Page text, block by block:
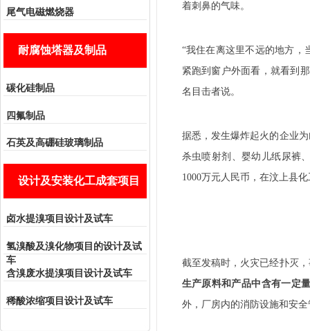
尾气电磁燃烧器
耐腐蚀塔器及制品
碳化硅制品
四氟制品
石英及高硼硅玻璃制品
设计及安装化工成套项目
卤水提溴项目设计及试车
氢溴酸及溴化物项目的设计及试
车
含溴废水提溴项目设计及试车
稀酸浓缩项目设计及试车
着刺鼻的气味。
“我住在离这里不远的地方，
紧跑到窗户外面看，就看到
名目击者说。
据悉，发生爆炸起火的企业为
杀虫喷射剂、婴幼儿纸尿裤
1000万元人民币，在汶上县
截至发稿时，火灾已经扑灭
生产原料和产品中含有一定
外，厂房内的消防设施和安